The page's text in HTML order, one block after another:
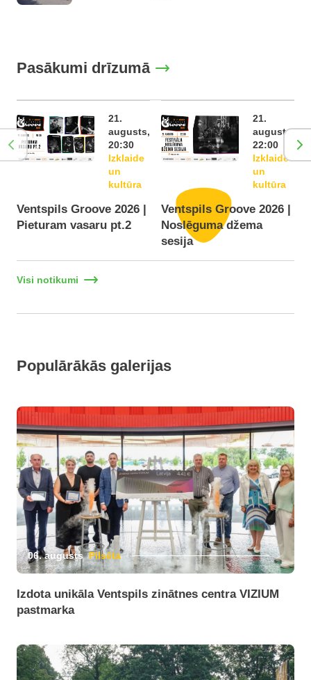
Pasākumi drīzumā
21.
augusts,
20:30
Izklaide
un
kultūra
Ventspils Groove 2026 |
Pieturam vasaru pt.2
21.
augusts,
22:00
Izklaide
un
kultūra
Ventspils Groove 2026 |
Noslēguma džema
sesija
Visi notikumi
Populārākās galerijas
06. augusts Pilsēta
Izdota unikāla Ventspils zinātnes centra VIZIUM
pastmarka